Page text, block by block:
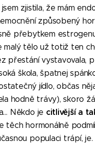
zjistila, že mám
způsobený
přebytkem
tělo už totiž ten
přestání vystavovala,
škola, špatnej
jídlo, občas
hodně trávy), skoro
Někdo je citlivější a
těch hormonálně
populaci trápí,